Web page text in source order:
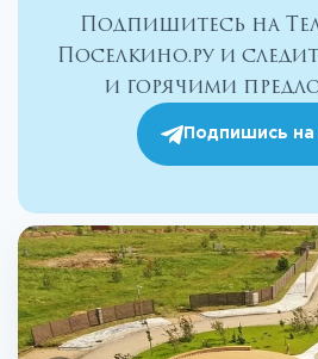
Подпишитесь на
Поселкино.ру и
и горячими
Подпишись на